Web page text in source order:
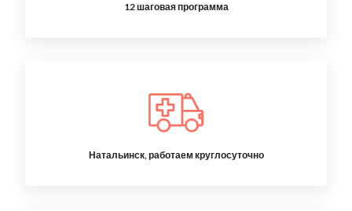
12 шаговая программа
Натальинск, работаем круглосуточно